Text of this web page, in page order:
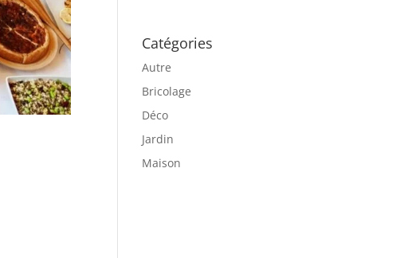
Catégories
Autre
Bricolage
Déco
Jardin
Maison